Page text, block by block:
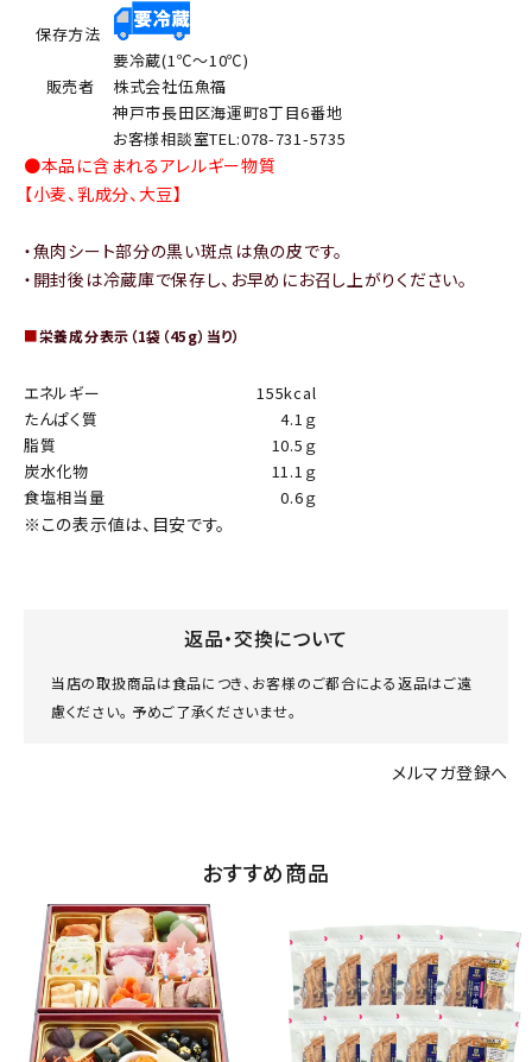
保存方法
要冷蔵(1℃～10℃)
販売者
株式会社伍魚福
神戸市長田区海運町8丁目6番地
お客様相談室TEL:078-731-5735
●本品に含まれるアレルギー物質
【小麦、乳成分、大豆】
・魚肉シート部分の黒い斑点は魚の皮です。
・開封後は冷蔵庫で保存し、お早めにお召し上がりください。
■栄養成分表示（1袋（45g）当り）
エネルギー
155kcal
たんぱく質
4.1ｇ
脂質
10.5ｇ
炭水化物
11.1ｇ
食塩相当量
0.6ｇ
※この表示値は、目安です。
返品・交換について
当店の取扱商品は食品につき、お客様のご都合による返品はご遠
慮ください。 予めご了承くださいませ。
メルマガ登録へ
おすすめ商品